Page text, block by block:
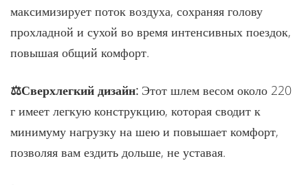
максимизирует поток воздуха, сохраняя голову
прохладной и сухой во время интенсивных поездок,
повышая общий комфорт.
⚖️Сверхлегкий дизайн: Этот шлем весом около 220
г имеет легкую конструкцию, которая сводит к
минимуму нагрузку на шею и повышает комфорт,
позволяя вам ездить дольше, не уставая.